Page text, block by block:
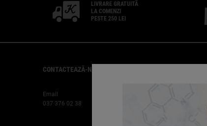
LIVRARE GRATUITĂ
LA COMENZI
PESTE 250 LEI
CONTACTEAZĂ-NE
Email
037 376 02 38